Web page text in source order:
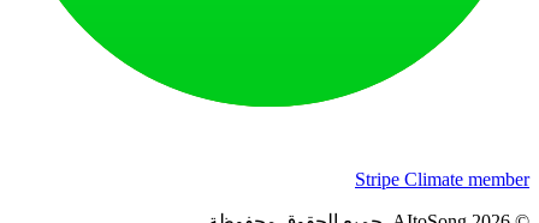
Stripe Climate member